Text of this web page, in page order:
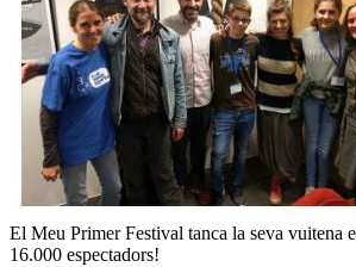
El Meu Primer Festival tanca la seva vuitena
16.000 espectadors!